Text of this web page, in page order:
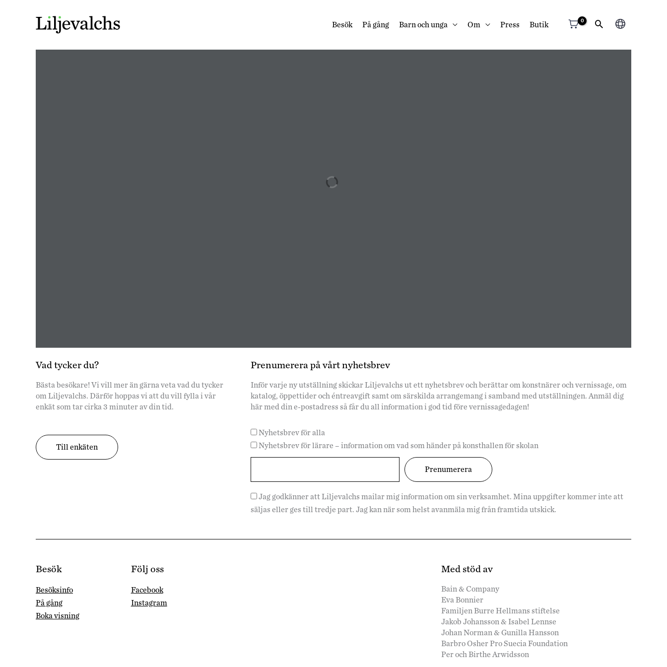
Besök På gång Barn och unga Om Press Butik
Välj
språk
Vad tycker du?
Bästa besökare! Vi vill mer än gärna veta vad du tycker
om Liljevalchs. Därför hoppas vi att du vill fylla i vår
enkät som tar cirka 3 minuter av din tid.
Till enkäten
Prenumerera på vårt nyhetsbrev
Inför varje ny utställning skickar Liljevalchs ut ett nyhetsbrev och berättar om konstnärer och vernissage, om
katalog, öppettider och éntreavgift samt om särskilda arrangemang i samband med utställningen. Anmäl dig
här med din e-postadress så får du all information i god tid före vernissagedagen!
Nyhetsbrev för alla
Nyhetsbrev för lärare – information om vad som händer på konsthallen för skolan
Jag godkänner att Liljevalchs mailar mig information om sin verksamhet. Mina uppgifter kommer inte att
säljas eller ges till tredje part. Jag kan när som helst avanmäla mig från framtida utskick.
Besök
Besöksinfo
På gång
Boka visning
Följ oss
Facebook
Instagram
Med stöd av
Bain & Company
Eva Bonnier
Familjen Burre Hellmans stiftelse
Jakob Johansson & Isabel Lennse
Johan Norman & Gunilla Hansson
Barbro Osher Pro Suecia Foundation
Per och Birthe Arwidsson